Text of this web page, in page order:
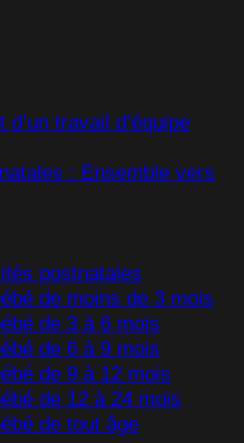
d’un travail d’équipe
: Ensemble vers
postnatales
de moins de 3 mois
de 3 à 6 mois
de 6 à 9 mois
de 9 à 12 mois
de 12 à 24 mois
de tout âge